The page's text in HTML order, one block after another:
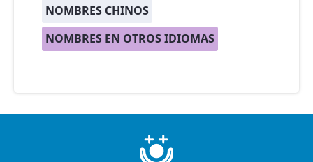
NOMBRES CHINOS
NOMBRES EN OTROS IDIOMAS